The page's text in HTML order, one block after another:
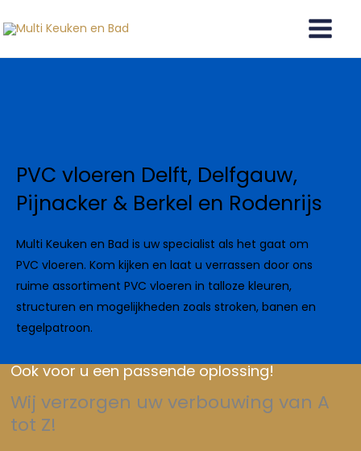
naar
PVC vloeren Delft, Delfgauw,
Pijnacker & Berkel en Rodenrijs
Multi Keuken en Bad is uw specialist als het gaat om
PVC vloeren. Kom kijken en laat u verrassen door ons
ruime assortiment PVC vloeren in talloze kleuren,
structuren en mogelijkheden zoals stroken, banen en
tegelpatroon.
Ook voor u een passende oplossing!
Wij verzorgen uw verbouwing van A
tot Z!